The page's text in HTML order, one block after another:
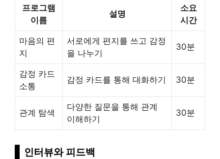
프로그램
이름
설명
소요
시간
마음의 편
지
서로에게 편지를 쓰고 감정
을 나누기
30분
감정 카드
소통
감정 카드를 통해 대화하기 30분
관계 탐색
다양한 질문을 통해 관계
이해하기
30분
인터뷰와 피드백